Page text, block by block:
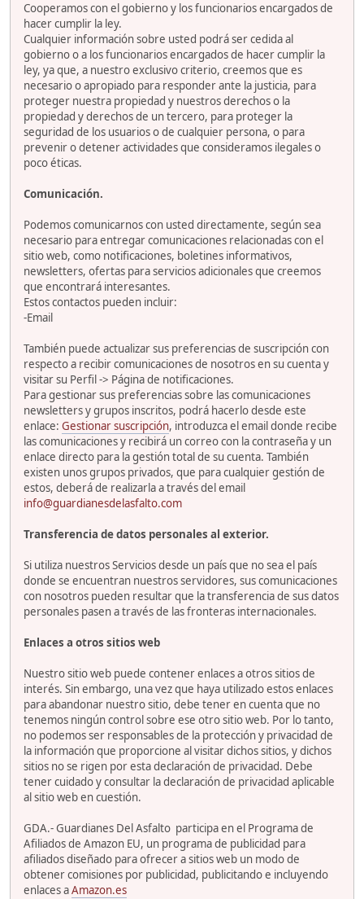
Cooperamos con el gobierno y los funcionarios encargados de
hacer cumplir la ley.
Cualquier información sobre usted podrá ser cedida al
gobierno o a los funcionarios encargados de hacer cumplir la
ley, ya que, a nuestro exclusivo criterio, creemos que es
necesario o apropiado para responder ante la justicia, para
proteger nuestra propiedad y nuestros derechos o la
propiedad y derechos de un tercero, para proteger la
seguridad de los usuarios o de cualquier persona, o para
prevenir o detener actividades que consideramos ilegales o
poco éticas.
Comunicación.
Podemos comunicarnos con usted directamente, según sea
necesario para entregar comunicaciones relacionadas con el
sitio web, como notificaciones, boletines informativos,
newsletters, ofertas para servicios adicionales que creemos
que encontrará interesantes.
Estos contactos pueden incluir:
-Email
También puede actualizar sus preferencias de suscripción con
respecto a recibir comunicaciones de nosotros en su cuenta y
visitar su Perfil -> Página de notificaciones.
Para gestionar sus preferencias sobre las comunicaciones
newsletters y grupos inscritos, podrá hacerlo desde este
enlace: Gestionar suscripción, introduzca el email donde recibe
las comunicaciones y recibirá un correo con la contraseña y un
enlace directo para la gestión total de su cuenta. También
existen unos grupos privados, que para cualquier gestión de
estos, deberá de realizarla a través del email
info@guardianesdelasfalto.com
Transferencia de datos personales al exterior.
Si utiliza nuestros Servicios desde un país que no sea el país
donde se encuentran nuestros servidores, sus comunicaciones
con nosotros pueden resultar que la transferencia de sus datos
personales pasen a través de las fronteras internacionales.
Enlaces a otros sitios web
Nuestro sitio web puede contener enlaces a otros sitios de
interés. Sin embargo, una vez que haya utilizado estos enlaces
para abandonar nuestro sitio, debe tener en cuenta que no
tenemos ningún control sobre ese otro sitio web. Por lo tanto,
no podemos ser responsables de la protección y privacidad de
la información que proporcione al visitar dichos sitios, y dichos
sitios no se rigen por esta declaración de privacidad. Debe
tener cuidado y consultar la declaración de privacidad aplicable
al sitio web en cuestión.
GDA.- Guardianes Del Asfalto participa en el Programa de
Afiliados de Amazon EU, un programa de publicidad para
afiliados diseñado para ofrecer a sitios web un modo de
obtener comisiones por publicidad, publicitando e incluyendo
enlaces aAmazon.es